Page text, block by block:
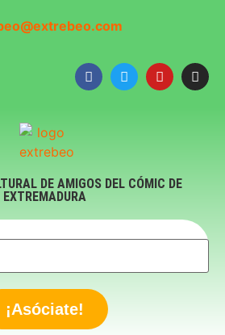
DE AMIGOS DEL CÓMIC DE
EXTREMADURA
¡Asóciate!